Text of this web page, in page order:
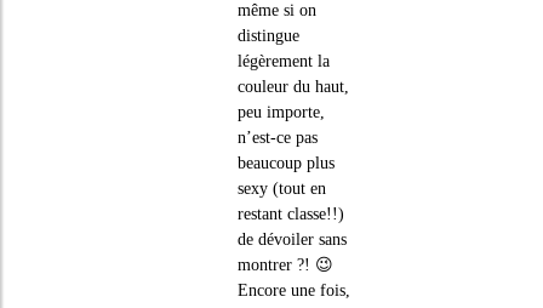
même si on
distingue
légèrement la
couleur du haut,
peu importe,
n’est-ce pas
beaucoup plus
sexy (tout en
restant classe!!)
de dévoiler sans
montrer ?! 😉
Encore une fois,